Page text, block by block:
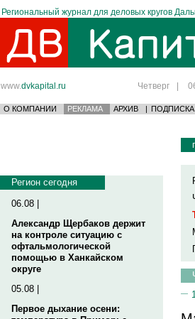
Региональный журнал для деловых кругов
www.dvkapital.ru Четверг |
О КОМПАНИИ РЕКЛАМА АРХИВ | ПОДПИСКА
Регион сегодня
06.08 |
Александр Щербаков держит
на контроле ситуацию с
офтальмологической
помощью в Ханкайском
округе
05.08 |
Первое дыхание осени: